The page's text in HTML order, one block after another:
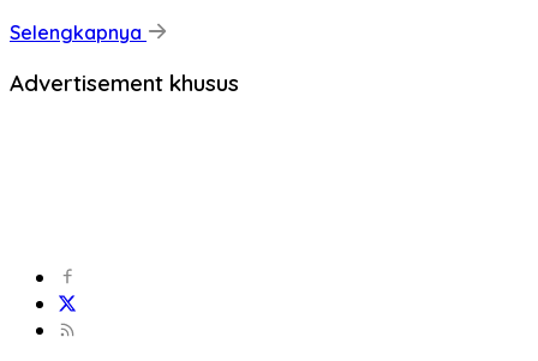
Selengkapnya
Advertisement khusus